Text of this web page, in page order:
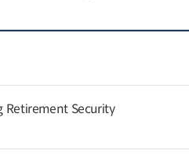
Retirement Security